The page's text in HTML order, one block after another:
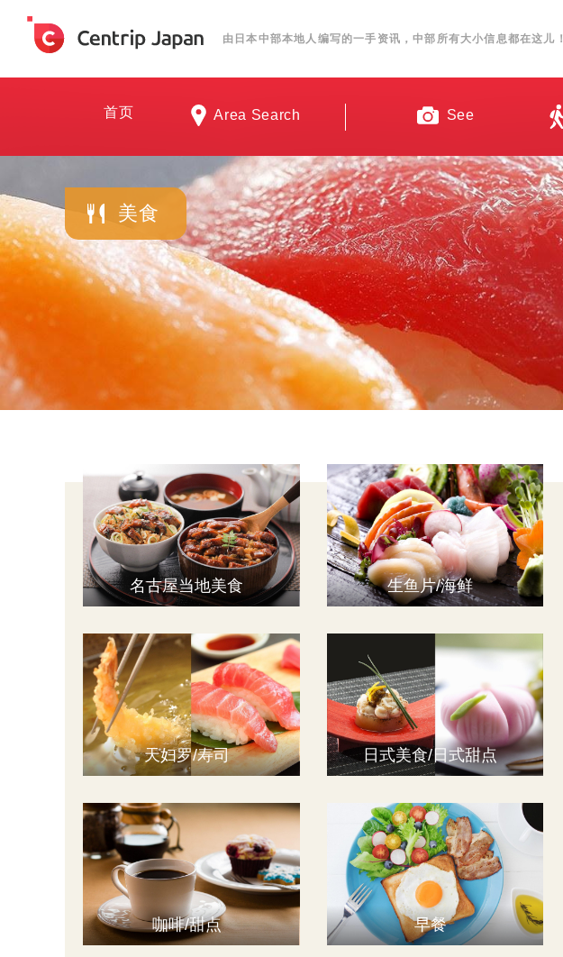
由日本中部本地人编写的一手资讯，中部所有大小信息都在这儿！
首页 Area Search See
美食
名古屋当地美食 生鱼片/海鲜
天妇罗/寿司 日式美食/日式甜点
咖啡/甜点 早餐